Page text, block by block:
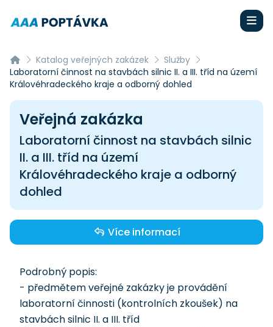
Katalog veřejných zakázek
Služby
Laboratorní činnost na stavbách silnic II. a III. tříd na území
Královéhradeckého kraje a odborný dohled
Veřejná zakázka
Laboratorní činnost na stavbách silnic
II. a III. tříd na území
Královéhradeckého kraje a odborný
dohled
Více informací
Podrobný popis:
- předmětem veřejné zakázky je provádění
laboratorní činnosti (kontrolních zkoušek) na
stavbách silnic II. a III. tříd